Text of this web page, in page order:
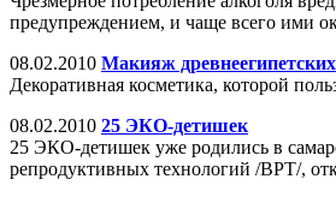
предупреждением, и чаще всего ими
08.02.2010 Макияж
Декоративная косметика, которой
08.02.2010 25 ЭКО-детишек
25 ЭКО-детишек уже родились в
репродуктивных технологий /ВРТ/,